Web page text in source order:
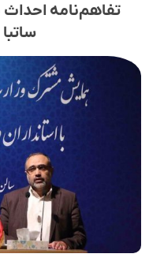
تفاهم­‌نامه